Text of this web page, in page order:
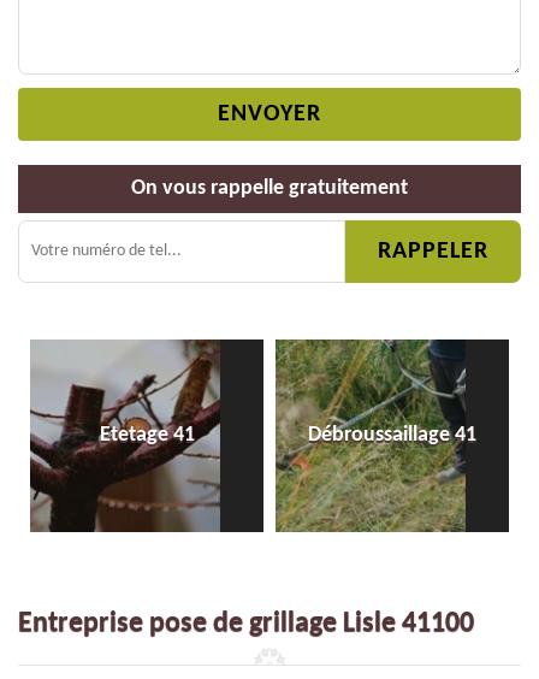
On vous rappelle gratuitement
Etetage 41 Débroussaillage 41
Entreprise pose de grillage Lisle 41100